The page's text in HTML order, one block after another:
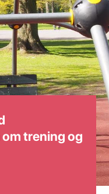
trening og